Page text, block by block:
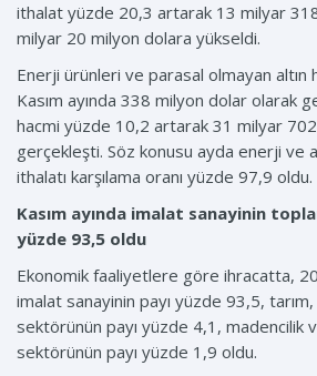
ithalat yüzde 20,3 artarak 13 milyar
milyar 20 milyon dolara yükseldi.
Enerji ürünleri ve parasal olmayan altın
Kasım ayında 338 milyon dolar olarak
hacmi yüzde 10,2 artarak 31 milyar
gerçekleşti. Söz konusu ayda enerji ve
ithalatı karşılama oranı yüzde 97,9 oldu.
Kasım ayında imalat sanayinin
yüzde 93,5 oldu
Ekonomik faaliyetlere göre ihracatta,
imalat sanayinin payı yüzde 93,5, tarım,
sektörünün payı yüzde 4,1, madencilik
sektörünün payı yüzde 1,9 oldu.